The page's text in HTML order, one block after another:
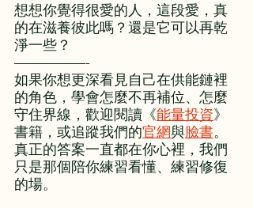
想想你覺得很愛的人，這段愛，真
的在滋養彼此嗎？還是它可以再乾
淨一些？
—————-
如果你想更深看見自己在供能鏈裡
的角色，學會怎麼不再補位、怎麼
守住界線，歡迎閱讀《能量投資》
書籍，或追蹤我們的官網與臉書。
真正的答案一直都在你心裡，我們
只是那個陪你練習看懂、練習修復
的場。